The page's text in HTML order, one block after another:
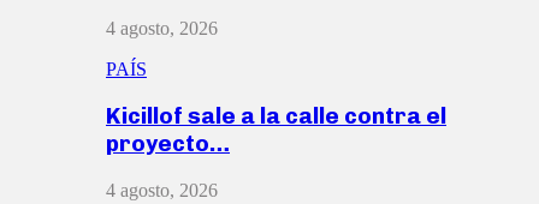
4 agosto, 2026
PAÍS
Kicillof sale a la calle contra el
proyecto…
4 agosto, 2026